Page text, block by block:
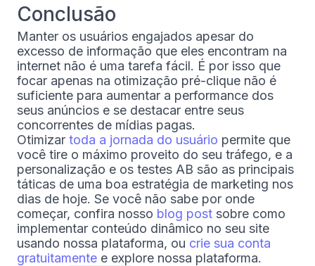
Conclusão
Manter os usuários engajados apesar do
excesso de informação que eles encontram na
internet não é uma tarefa fácil. É por isso que
focar apenas na otimização pré-clique não é
suficiente para aumentar a performance dos
seus anúncios e se destacar entre seus
concorrentes de mídias pagas.
Otimizar toda a jornada do usuário permite que
você tire o máximo proveito do seu tráfego, e a
personalização e os testes AB são as principais
táticas de uma boa estratégia de marketing nos
dias de hoje. Se você não sabe por onde
começar, confira nosso blog post sobre como
implementar conteúdo dinâmico no seu site
usando nossa plataforma, ou crie sua conta
gratuitamente e explore nossa plataforma.